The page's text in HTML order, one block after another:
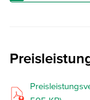
AGB und